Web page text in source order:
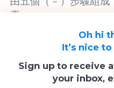
素。
wocommerce嚮導
基本上，它允許您選
得整齊配置的一切。
貨幣設置，運輸和稅收
Oh hi
It’s nice
Sign up to receive
your inbox,